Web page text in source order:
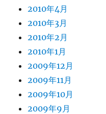
2010年4月
2010年3月
2010年2月
2010年1月
2009年12月
2009年11月
2009年10月
2009年9月